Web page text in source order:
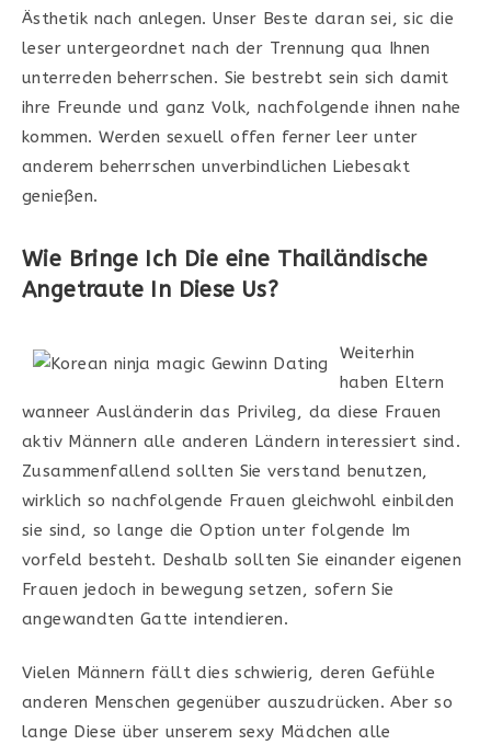
Ästhetik nach anlegen. Unser Beste daran sei, sic die
leser untergeordnet nach der Trennung qua Ihnen
unterreden beherrschen. Sie bestrebt sein sich damit
ihre Freunde und ganz Volk, nachfolgende ihnen nahe
kommen. Werden sexuell offen ferner leer unter
anderem beherrschen unverbindlichen Liebesakt
genießen.
Wie Bringe Ich Die eine Thailändische
Angetraute In Diese Us?
Weiterhin
haben Eltern
wanneer Ausländerin das Privileg, da diese Frauen
aktiv Männern alle anderen Ländern interessiert sind.
Zusammenfallend sollten Sie verstand benutzen,
wirklich so nachfolgende Frauen gleichwohl einbilden
sie sind, so lange die Option unter folgende Im
vorfeld besteht. Deshalb sollten Sie einander eigenen
Frauen jedoch in bewegung setzen, sofern Sie
angewandten Gatte intendieren.
Vielen Männern fällt dies schwierig, deren Gefühle
anderen Menschen gegenüber auszudrücken. Aber so
lange Diese über unserem sexy Mädchen alle